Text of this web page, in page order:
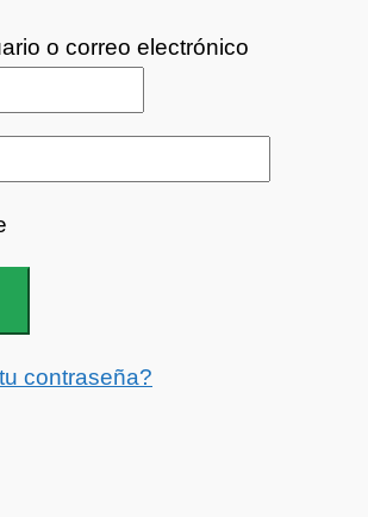
o correo electrónico
contraseña?